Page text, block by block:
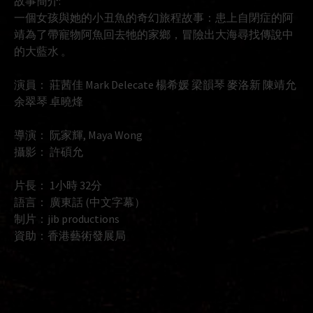
一個女孩與她的小丑魚的奇幻旅程故事：患上自閉症的阿
靖為了帶寵物阿魚回去牠的家鄉，冒險出大海尋找傳說中
的大藍水 。
演員： 莊茜佳 Mark Delecate 楊希媛 梁韻琴 麥洛新 陳靖允
余翠琴 卓曉烽
導演： 阮家輝, Maya Wong
攝影： 許碩允
片長： 1小時 32分
語言： 廣東話 (中文字幕）
制片：jib productions
資助：香港藝術發展局